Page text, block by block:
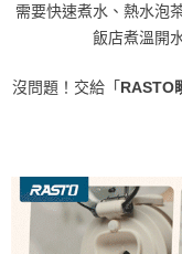
需要快速煮水、熱水泡
飯店煮溫開
沒問題！交給「RASTO